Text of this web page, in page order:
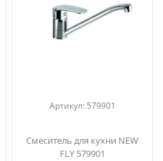
Артикул: 579901
Смеситель для кухни NEW
FLY 579901